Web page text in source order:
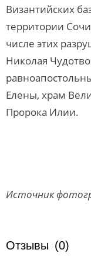
Византийских
территории
числе этих
Николая
Елены, храм
Пророка Илии.
Источник
Отзывы (0)